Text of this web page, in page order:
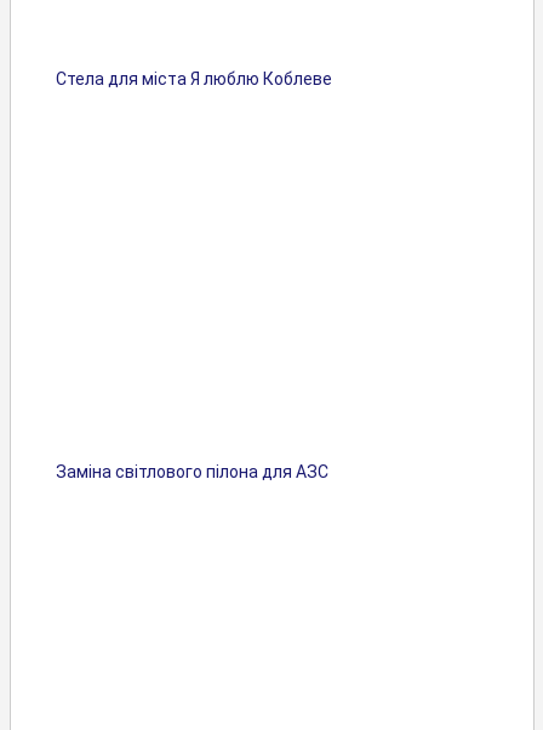
Стела для міста Я люблю Коблеве
Заміна світлового пілона для АЗС